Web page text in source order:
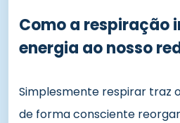
Como a respiração
energia ao nosso
Simplesmente respirar traz
de forma consciente